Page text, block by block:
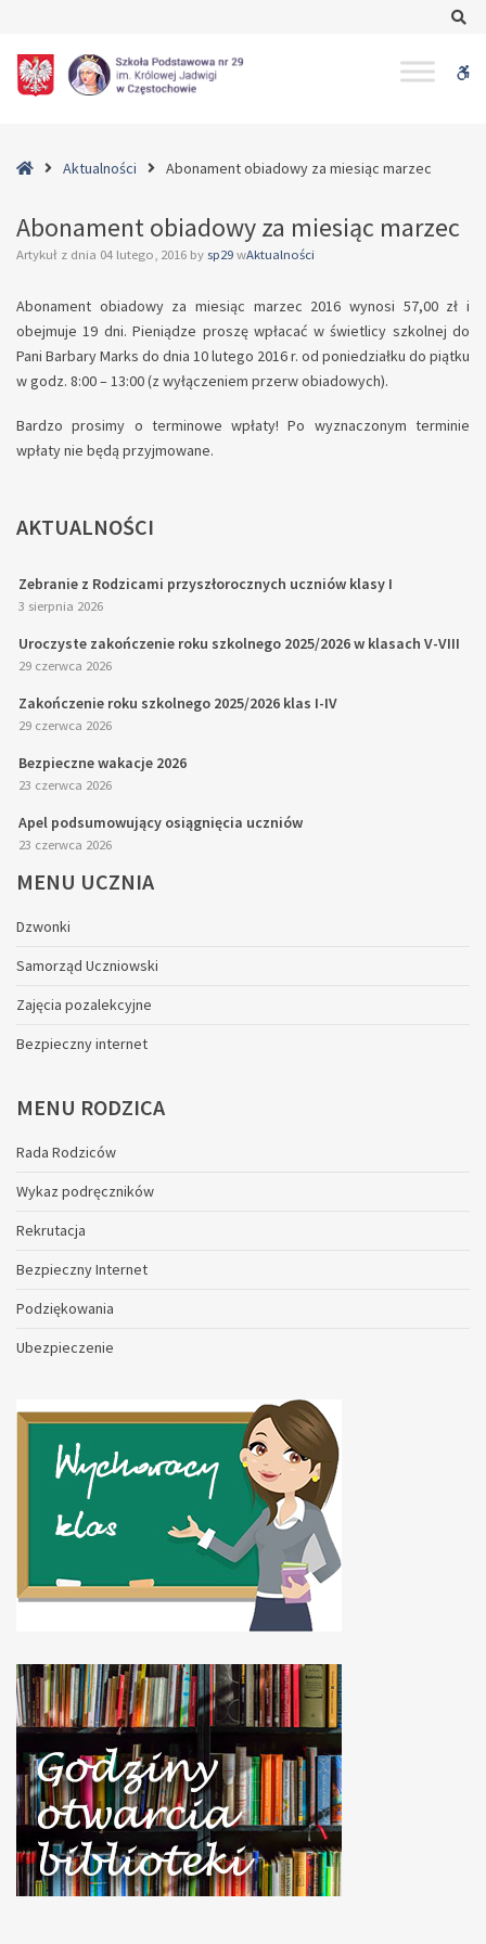
obiadowy
HomeAktualności Abonament obiadowy za miesiąc marzec
Abonament obiadowy za miesiąc marzec
Artykuł z dnia 04 lutego, 2016 by sp29 wAktualności
Abonament obiadowy za miesiąc marzec 2016 wynosi 57,00 zł i
obejmuje 19 dni. Pieniądze proszę wpłacać w świetlicy szkolnej do
Pani Barbary Marks do dnia 10 lutego 2016 r. od poniedziałku do piątku
w godz. 8:00 – 13:00 (z wyłączeniem przerw obiadowych).
Bardzo prosimy o terminowe wpłaty! Po wyznaczonym terminie
wpłaty nie będą przyjmowane.
AKTUALNOŚCI
Zebranie z Rodzicami przyszłorocznych uczniów klasy I
3 sierpnia 2026
Uroczyste zakończenie roku szkolnego 2025/2026 w klasach V-VIII
29 czerwca 2026
Zakończenie roku szkolnego 2025/2026 klas I-IV
29 czerwca 2026
Bezpieczne wakacje 2026
23 czerwca 2026
Apel podsumowujący osiągnięcia uczniów
23 czerwca 2026
MENU UCZNIA
Dzwonki
Samorząd Uczniowski
Zajęcia pozalekcyjne
Bezpieczny internet
MENU RODZICA
Rada Rodziców
Wykaz podręczników
Rekrutacja
Bezpieczny Internet
Podziękowania
Ubezpieczenie